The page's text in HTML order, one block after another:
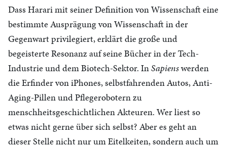
Dass Harari mit seiner Definition von Wissenschaft eine
bestimmte Ausprägung von Wissenschaft in der
Gegenwart privilegiert, erklärt die große und
begeisterte Resonanz auf seine Bücher in der Tech-
Industrie und dem Biotech-Sektor. InSapienswerden
die Erfinder von iPhones, selbstfahrenden Autos, Anti-
Aging-Pillen und Pflegerobotern zu
menschheitsgeschichtlichen Akteuren. Wer liest so
etwas nicht gerne über sich selbst? Aber es geht an
dieser Stelle nicht nur um Eitelkeiten, sondern auch um